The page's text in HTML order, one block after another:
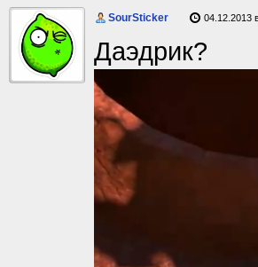
SourSticker 04.12.2013
Даэдрик?